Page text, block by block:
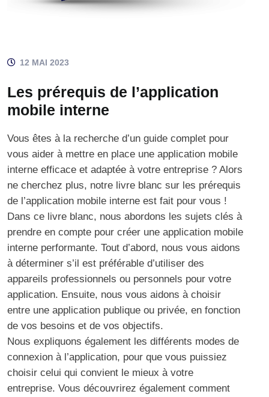
12 MAI 2023
Les prérequis de l’application
mobile interne
Vous êtes à la recherche d’un guide complet pour
vous aider à mettre en place une application mobile
interne efficace et adaptée à votre entreprise ? Alors
ne cherchez plus, notre livre blanc sur les prérequis
de l’application mobile interne est fait pour vous !
Dans ce livre blanc, nous abordons les sujets clés à
prendre en compte pour créer une application mobile
interne performante. Tout d’abord, nous vous aidons
à déterminer s’il est préférable d’utiliser des
appareils professionnels ou personnels pour votre
application. Ensuite, nous vous aidons à choisir
entre une application publique ou privée, en fonction
de vos besoins et de vos objectifs.
Nous expliquons également les différents modes de
connexion à l’application, pour que vous puissiez
choisir celui qui convient le mieux à votre
entreprise. Vous découvrirez également comment